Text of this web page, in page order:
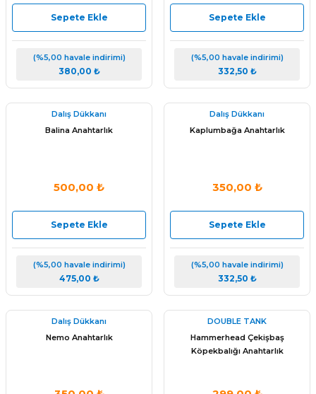
Sepete Ekle
(%5,00 havale indirimi)
380,00 ₺
Sepete Ekle
(%5,00 havale indirimi)
332,50 ₺
Dalış Dükkanı
Balina Anahtarlık
500,00 ₺
Sepete Ekle
(%5,00 havale indirimi)
475,00 ₺
Dalış Dükkanı
Kaplumbağa Anahtarlık
350,00 ₺
Sepete Ekle
(%5,00 havale indirimi)
332,50 ₺
Dalış Dükkanı
Nemo Anahtarlık
DOUBLE TANK
Hammerhead Çekişbaş
Köpekbalığı Anahtarlık